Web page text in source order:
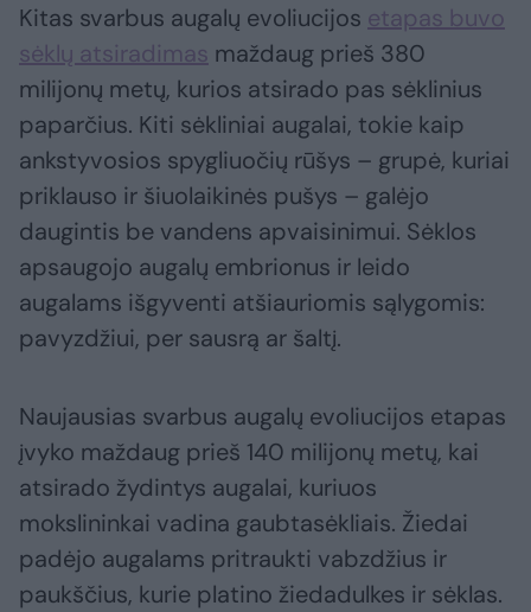
Kitas svarbus augalų evoliucijos etapas buvo
sėklų atsiradimas maždaug prieš 380
milijonų metų, kurios atsirado pas sėklinius
paparčius. Kiti sėkliniai augalai, tokie kaip
ankstyvosios spygliuočių rūšys – grupė, kuriai
priklauso ir šiuolaikinės pušys – galėjo
daugintis be vandens apvaisinimui. Sėklos
apsaugojo augalų embrionus ir leido
augalams išgyventi atšiauriomis sąlygomis:
pavyzdžiui, per sausrą ar šaltį.
Naujausias svarbus augalų evoliucijos etapas
įvyko maždaug prieš 140 milijonų metų, kai
atsirado žydintys augalai, kuriuos
mokslininkai vadina gaubtasėkliais. Žiedai
padėjo augalams pritraukti vabzdžius ir
paukščius, kurie platino žiedadulkes ir sėklas.